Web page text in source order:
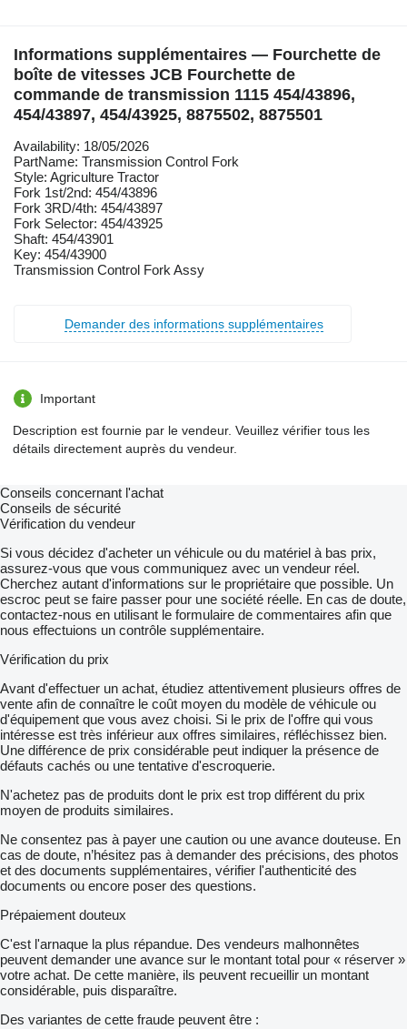
Informations supplémentaires — Fourchette de
boîte de vitesses JCB Fourchette de
commande de transmission 1115 454/43896,
454/43897, 454/43925, 8875502, 8875501
Availability: 18/05/2026
PartName: Transmission Control Fork
Style: Agriculture Tractor
Fork 1st/2nd: 454/43896
Fork 3RD/4th: 454/43897
Fork Selector: 454/43925
Shaft: 454/43901
Key: 454/43900
Transmission Control Fork Assy
Demander des informations supplémentaires
Important
Description est fournie par le vendeur. Veuillez vérifier tous les
détails directement auprès du vendeur.
Conseils concernant l'achat
Conseils de sécurité
Vérification du vendeur
Si vous décidez d'acheter un véhicule ou du matériel à bas prix,
assurez-vous que vous communiquez avec un vendeur réel.
Cherchez autant d'informations sur le propriétaire que possible. Un
escroc peut se faire passer pour une société réelle. En cas de doute,
contactez-nous en utilisant le formulaire de commentaires afin que
nous effectuions un contrôle supplémentaire.
Vérification du prix
Avant d'effectuer un achat, étudiez attentivement plusieurs offres de
vente afin de connaître le coût moyen du modèle de véhicule ou
d'équipement que vous avez choisi. Si le prix de l'offre qui vous
intéresse est très inférieur aux offres similaires, réfléchissez bien.
Une différence de prix considérable peut indiquer la présence de
défauts cachés ou une tentative d'escroquerie.
N'achetez pas de produits dont le prix est trop différent du prix
moyen de produits similaires.
Ne consentez pas à payer une caution ou une avance douteuse. En
cas de doute, n’hésitez pas à demander des précisions, des photos
et des documents supplémentaires, vérifier l'authenticité des
documents ou encore poser des questions.
Prépaiement douteux
C'est l'arnaque la plus répandue. Des vendeurs malhonnêtes
peuvent demander une avance sur le montant total pour « réserver »
votre achat. De cette manière, ils peuvent recueillir un montant
considérable, puis disparaître.
Des variantes de cette fraude peuvent être :